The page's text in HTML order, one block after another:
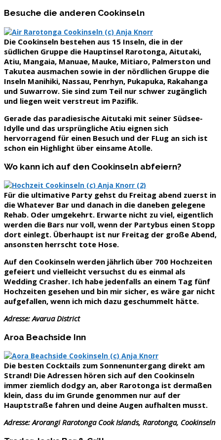
Besuche die anderen Cookinseln
Die Cookinseln bestehen aus 15 Inseln, die in der
südlichen Gruppe die Hauptinsel Rarotonga, Aitutaki,
Atiu, Mangaia, Manuae, Mauke, Mitiaro, Palmerston und
Takutea ausmachen sowie in der nördlichen Gruppe die
Inseln Manihiki, Nassau, Penrhyn, Pukapuka, Rakahanga
und Suwarrow. Sie sind zum Teil nur schwer zugänglich
und liegen weit verstreut im Pazifik.
Gerade das paradiesische Aitutaki mit seiner Südsee-
Idylle und das ursprüngliche Atiu eignen sich
hervorragend für einen Besuch und der FLug an sich ist
schon ein Highlight über einsame Atolle.
Wo kann ich auf den Cookinseln abfeiern?
Für die ultimative Party gehst du Freitag abend zuerst in
die Whatever Bar und danach in die daneben gelegene
Rehab. Oder umgekehrt. Erwarte nicht zu viel, eigentlich
werden die Bars nur voll, wenn der Partybus einen Stopp
dort einlegt. Überhaupt ist nur Freitag der große Abend,
ansonsten herrscht tote Hose.
Auf den Cookinseln werden jährlich über 700 Hochzeiten
gefeiert und vielleicht versuchst du es einmal als
Wedding Crasher. Ich habe jedenfalls an einem Tag fünf
Hochzeiten gesehen und bin mir sicher, es wäre gar nicht
aufgefallen, wenn ich mich dazu geschummelt hätte.
Adresse: Avarua District
Aroa Beachside Inn
Die besten Cocktails zum Sonnenuntergang direkt am
Strand! Die Adressen hören sich auf den Cookinseln
immer ziemlich dodgy an, aber Rarotonga ist dermaßen
klein, dass du im Grunde genommen nur auf der
Hauptstraße fahren und deine Augen aufhalten musst.
Adresse: Arorangi Rarotonga Cook Islands, Rarotonga, Cookinseln